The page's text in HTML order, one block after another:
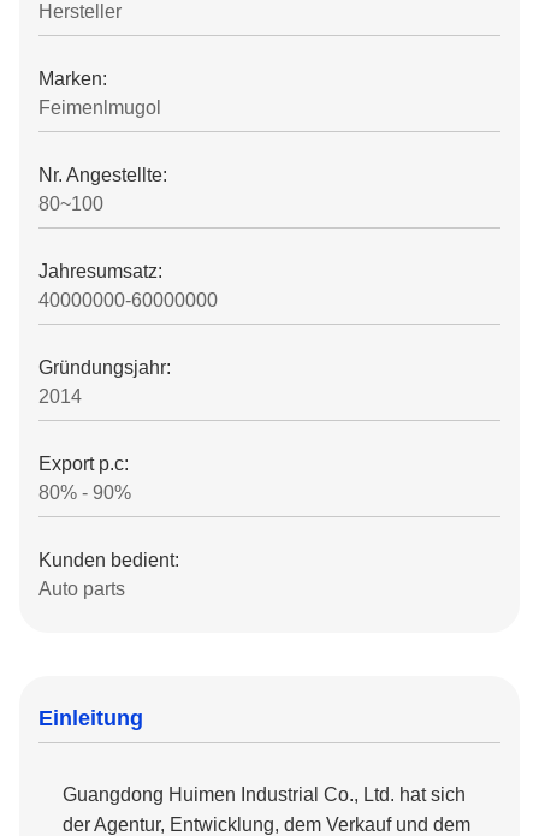
Hersteller
Marken:
Feimenlmugol
Nr. Angestellte:
80~100
Jahresumsatz:
40000000-60000000
Gründungsjahr:
2014
Export p.c:
80% - 90%
Kunden bedient:
Auto parts
Einleitung
Guangdong Huimen Industrial Co., Ltd. hat sich
der Agentur, Entwicklung, dem Verkauf und dem